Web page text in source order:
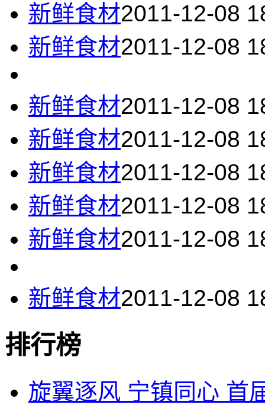
新鲜食材2011-12-08
新鲜食材2011-12-08
新鲜食材2011-12-08
新鲜食材2011-12-08
新鲜食材2011-12-08
新鲜食材2011-12-08
新鲜食材2011-12-08
新鲜食材2011-12-08
排行榜
旋翼逐风 宁镇同心 首